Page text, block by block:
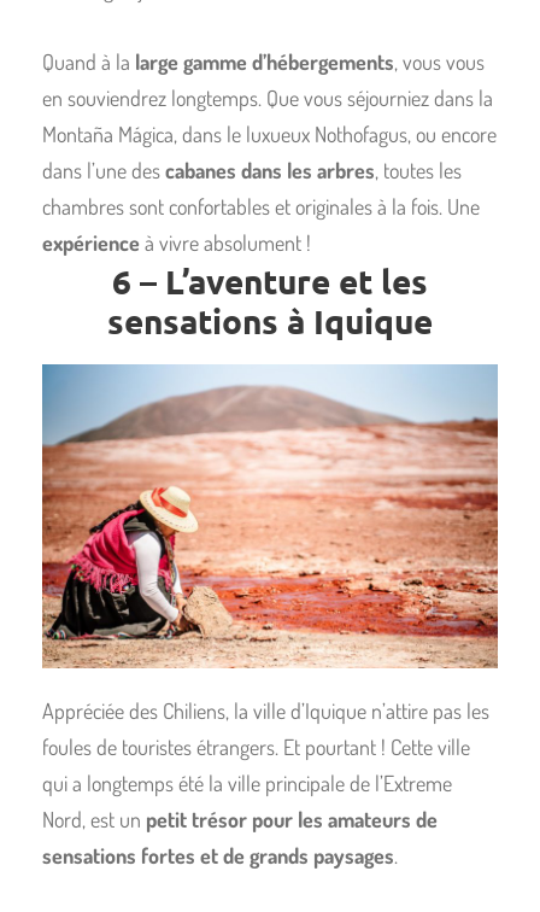
Quand à la large gamme d’hébergements, vous vous
en souviendrez longtemps. Que vous séjourniez dans la
Montaña Mágica, dans le luxueux Nothofagus, ou encore
dans l’une descabanes dans les arbres, toutes les
chambres sont confortables et originales à la fois. Une
expérienceà vivre absolument !
6 – L’aventure et les
sensations à Iquique
Appréciée des Chiliens, la ville d’Iquique n’attire pas les
foules de touristes étrangers. Et pourtant ! Cette ville
qui a longtemps été la ville principale de l’Extreme
Nord, est un petit trésor pour les amateurs de
sensations fortes et de grands paysages.